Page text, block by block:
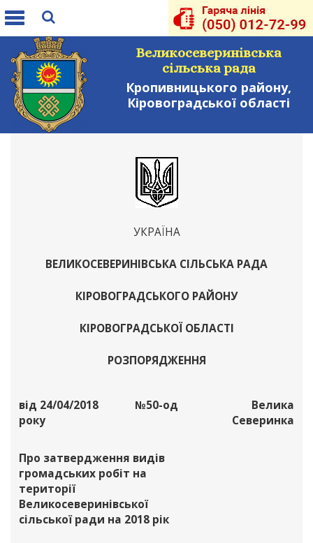
Toggle
Великосеверинівська
сільська рада
Кропивницького району,
Кіровоградської області
УКРАЇНА
ВЕЛИКОСЕВЕРИНІВСЬКА СІЛЬСЬКА РАДА
КІРОВОГРАДСЬКОГО РАЙОНУ
КІРОВОГРАДСЬКОЇ ОБЛАСТІ
РОЗПОРЯДЖЕННЯ
від 24/04/2018
року
№50-од
Велика
Северинка
Про затвердження видів
громадських робіт на
території
Великосеверинівської
сільської ради на 2018 рік